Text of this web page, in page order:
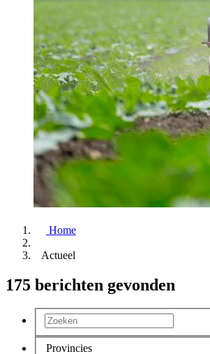
Home
Actueel
175 berichten gevonden
Provincies